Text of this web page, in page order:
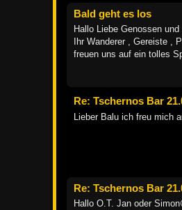
Bald geht es los
Hallo Liebe Genossen
Ihr Wanderer , Gereiste ,
freuen uns auf ein tolles
Re: Tschernos Bar
Lieber Balu ich freu mich
Re: Tschernos Bar
Hallo O.T. Jan oder